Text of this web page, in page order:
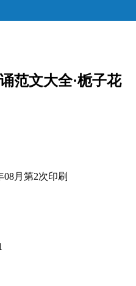
范文大全·栀子花
月第2次印刷